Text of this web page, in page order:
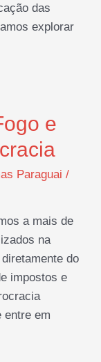
das
explorar
e
Paraguai /
a mais de
na
do
impostos e
entre em